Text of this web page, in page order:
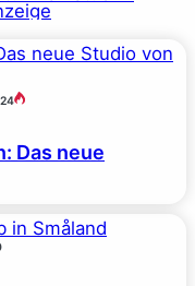
Das neue